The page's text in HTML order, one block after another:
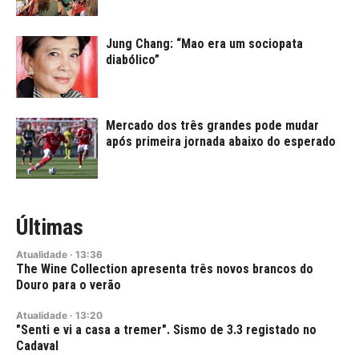
Jung Chang: “Mao era um sociopata
diabólico”
Mercado dos três grandes pode mudar
após primeira jornada abaixo do esperado
Últimas
Atualidade · 13:36
The Wine Collection apresenta três novos brancos do
Douro para o verão
Atualidade · 13:20
"Senti e vi a casa a tremer". Sismo de 3.3 registado no
Cadaval